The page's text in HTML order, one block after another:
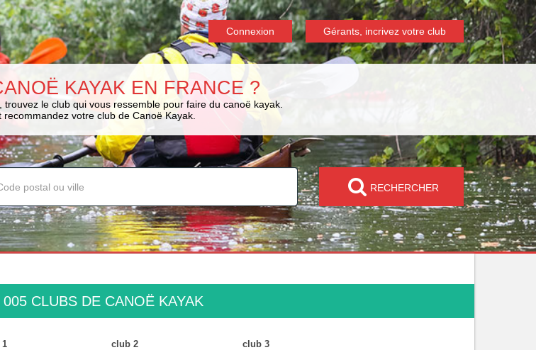
Connexion Gérants, incrivez votre club
KAYAK EN FRANCE ?
le club qui vous ressemble pour faire du canoë kayak.
recommandez votre club de Canoë Kayak.
RECHERCHER
CLUBS DE CANOË KAYAK
club 2 club 3